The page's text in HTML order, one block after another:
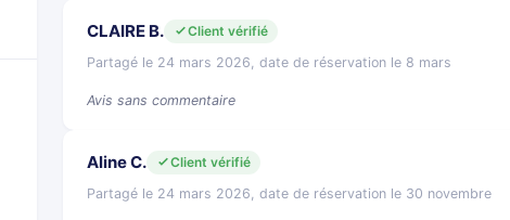
CLAIRE B.
Client vérifié
Partagé le 24 mars 2026, date de réservation le 8 mars
Avis sans commentaire
Aline C.
Client vérifié
Partagé le 24 mars 2026, date de réservation le 30 novembre